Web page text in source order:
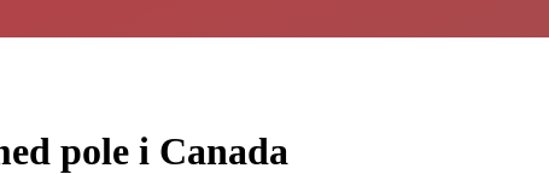
pole i Canada